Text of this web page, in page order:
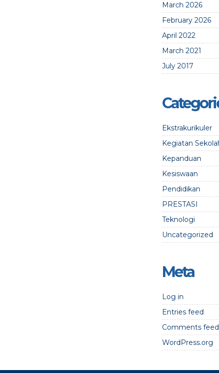
March 2026
February 2026
April 2022
March 2021
July 2017
Ekstrakurikuler
Kegiatan
Kepanduan
Kesiswaan
Pendidikan
PRESTASI
Teknologi
Uncategorized
Meta
Log in
Entries feed
Comments feed
WordPress.org